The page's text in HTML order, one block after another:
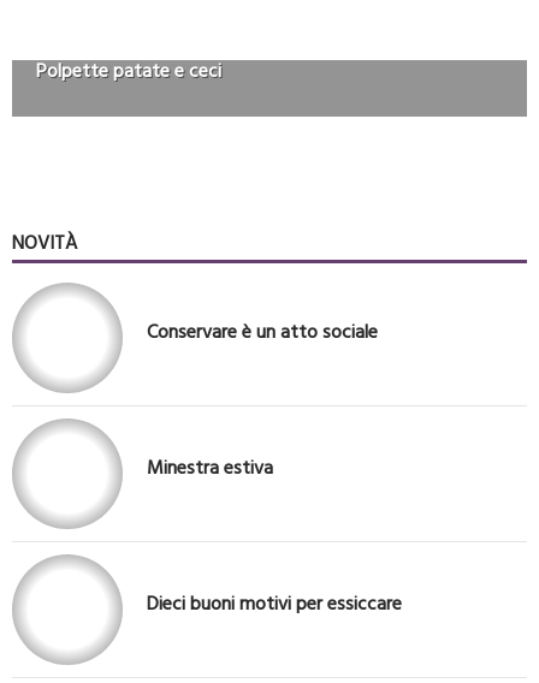
Polpette patate e ceci
NOVITÀ
Conservare è un atto sociale
Minestra estiva
Dieci buoni motivi per essiccare